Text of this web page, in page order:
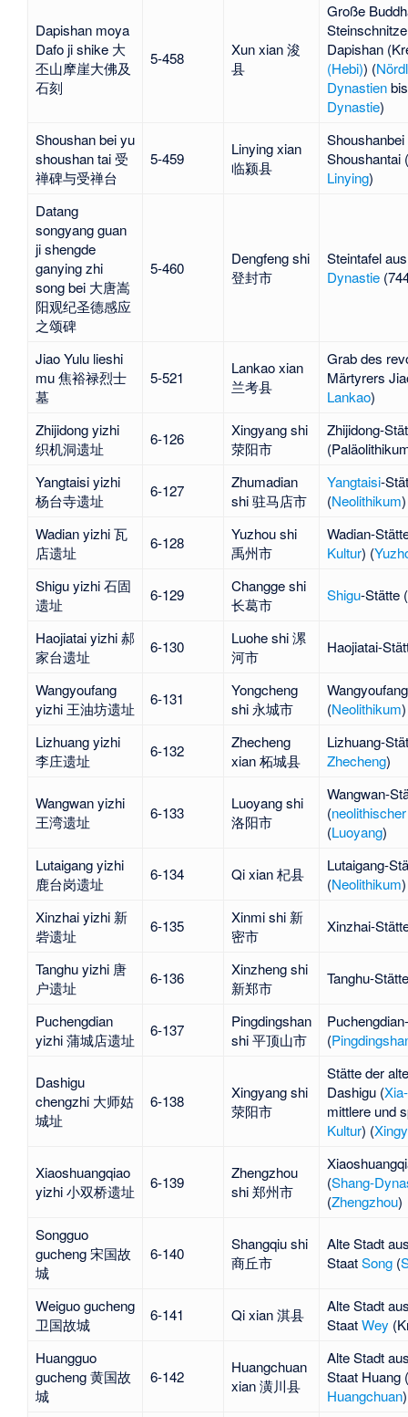
Dapishan moya
Dafo ji shike 大
丕山摩崖大佛及
石刻
5-458
Xun xian 浚
县
Große
Dapishan
(Hebi)) (
Dynastien
Dynastie)
Shoushan bei yu
shoushan tai 受
禅碑与受禅台
5-459
Linying xian
临颍县
Shoushanbei
Shoushantai
Linying)
Datang
songyang guan
ji shengde
ganying zhi
song bei 大唐嵩
阳观纪圣德感应
之颂碑
5-460
Dengfeng shi
登封市
Steintafel
Dynastie
Jiao Yulu lieshi
mu 焦裕禄烈士
墓
5-521
Lankao xian
兰考县
Grab des
Märtyrers
Lankao)
Zhijidong yizhi
织机洞遗址
6-126
Xingyang shi
荥阳市
Zhijidong-
Yangtaisi yizhi
杨台寺遗址
6-127
Zhumadian
shi 驻马店市
Yangtaisi-
(Neolithikum
Wadian yizhi 瓦
店遗址
6-128
Yuzhou shi
禹州市
Wadian-
Kultur) (
Shigu yizhi 石固
遗址
6-129
Changge shi
长葛市
Shigu-Stätte (
Haojiatai yizhi 郝
家台遗址
6-130
Luohe shi 漯
河市
Haojiatai-
Wangyoufang
yizhi 王油坊遗址
6-131
Yongcheng
shi 永城市
Wangyoufang
(Neolithikum
Lizhuang yizhi
李庄遗址
6-132
Zhecheng
xian 柘城县
Lizhuang-
Zhecheng)
Wangwan yizhi
王湾遗址
6-133
Luoyang shi
洛阳市
Wangwan-
(neolithischer
(Luoyang)
Lutaigang yizhi
鹿台岗遗址
6-134 Qi xian 杞县 Lutaigang-
(Neolithikum
Xinzhai yizhi 新
砦遗址
6-135
Xinmi shi 新
密市
Xinzhai-
Tanghu yizhi 唐
户遗址
6-136
Xinzheng shi
新郑市
Tanghu-
Puchengdian
yizhi 蒲城店遗址
6-137
Pingdingshan
shi 平顶山市
Puchengdian
(
Dashigu
chengzhi 大师姑
城址
6-138
Xingyang shi
荥阳市
Stätte der
Dashigu(
mittlere und
Kultur) (
Xiaoshuangqiao
yizhi 小双桥遗址
6-139
Zhengzhou
shi 郑州市
(Shang-
(Zhengzhou)
Songguo
gucheng 宋国故
城
6-140
Shangqiu shi
商丘市
Alte Stadt
StaatSong(
Weiguo gucheng
卫国故城
6-141 Qi xian 淇县
Alte Stadt
StaatWey
Huangguo
gucheng 黄国故
城
6-142
Huangchuan
xian 潢川县
Alte Stadt
Staat Huang
Huangchuan)